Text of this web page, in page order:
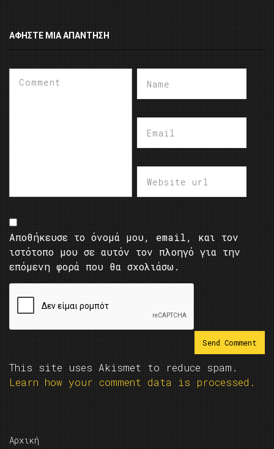
ΑΦΉΣΤΕ ΜΙΑ ΑΠΆΝΤΗΣΗ
Αποθήκευσε το όνομά μου, email, και τον
ιστότοπο μου σε αυτόν τον πλοηγό για την
επόμενη φορά που θα σχολιάσω.
This site uses Akismet to reduce spam.
Learn how your comment data is processed.
Αρχική